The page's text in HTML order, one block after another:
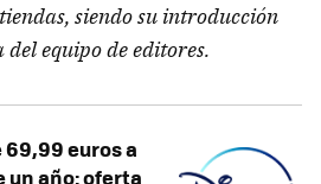
siendo su introducción
equipo de editores.
69,99 euros a
un año: oferta